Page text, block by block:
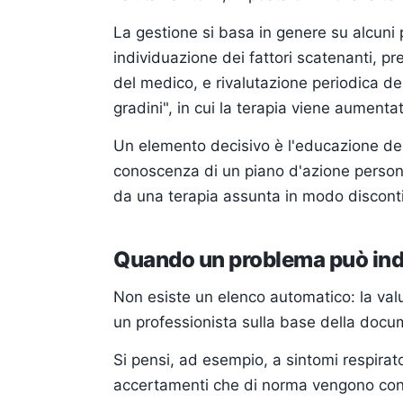
La gestione si basa in genere su
individuazione dei fattori scatenanti,
del medico, e rivalutazione periodica
gradini", in cui la terapia viene
Un elemento decisivo è l'educazione
conoscenza di un piano d'azione
da una terapia assunta in modo
Quando un problema può
Non esiste un elenco automatico: la
un professionista sulla base della
Si pensi, ad esempio, a sintomi
accertamenti che di norma vengono